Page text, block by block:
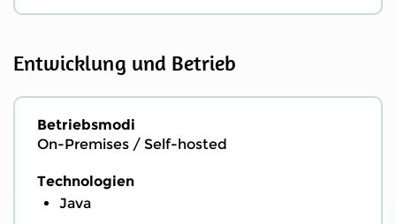
Entwicklung und Betrieb
Betriebsmodi
On-Premises / Self-hosted
Technologien
Java